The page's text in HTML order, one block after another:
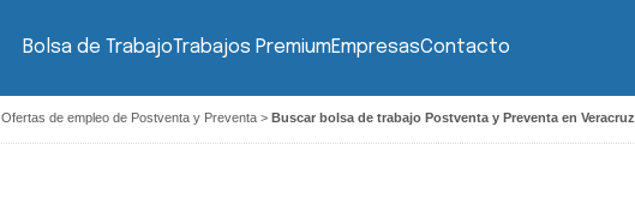
Bolsa de TrabajoTrabajos PremiumEmpresasContacto
Ofertas de empleo de Postventa y Preventa > Buscar bolsa de trabajo Postventa y Preventa en Veracruz